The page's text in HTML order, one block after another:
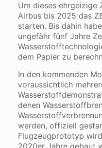
Um dieses ehrgeizige
Airbus bis 2025 das
starten. Bis dahin
ungefähr fünf Jahre
dem Papier zu
In den kommenden
voraussichtlich
denen
werden, offiziell
Flugzeugprototyp
2020er Jahre gebaut